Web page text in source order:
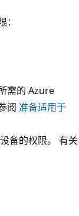
需的 Azure
阅 准备适用于
备的权限。 有关